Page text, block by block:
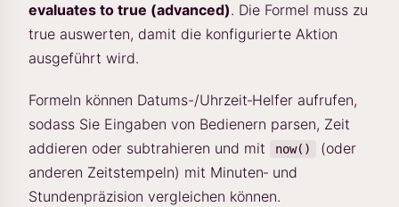
evaluates to true (advanced). Die Formel muss zu
true auswerten, damit die konfigurierte Aktion
ausgeführt wird.
Formeln können Datums-/Uhrzeit‑Helfer aufrufen,
sodass Sie Eingaben von Bedienern parsen, Zeit
addieren oder subtrahieren und mit
now()
(oder
anderen Zeitstempeln) mit Minuten‑ und
Stundenpräzision vergleichen können.